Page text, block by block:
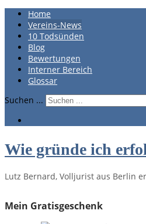
Home
Vereins-News
10 Todsünden
Blog
Bewertungen
Interner Bereich
Glossar
Suchen ...
Wie gründe ich
Lutz Bernard, Volljurist aus Berlin
Mein Gratisgeschenk